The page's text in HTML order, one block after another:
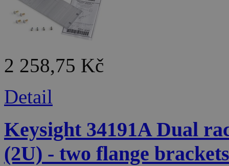
2 258,75 Kč
Detail
Keysight 34191A Dual
(2U) - two flange brackets